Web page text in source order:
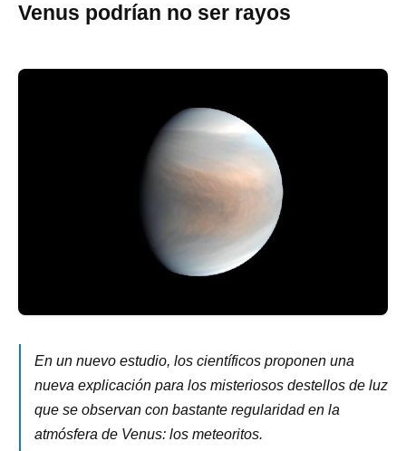
Venus podrían no ser rayos
En un nuevo estudio, los científicos proponen una
nueva explicación para los misteriosos destellos de luz
que se observan con bastante regularidad en la
atmósfera de Venus: los meteoritos.